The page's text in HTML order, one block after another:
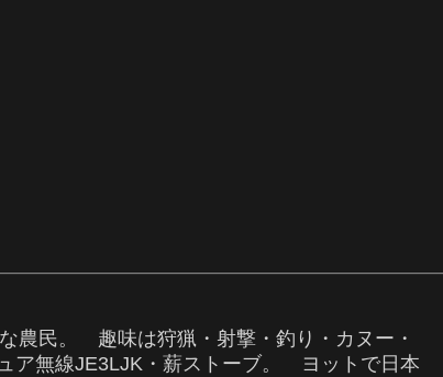
農民。 趣味は狩猟・射撃・釣り・カヌー・
ア無線JE3LJK・薪ストーブ。 ヨットで日本